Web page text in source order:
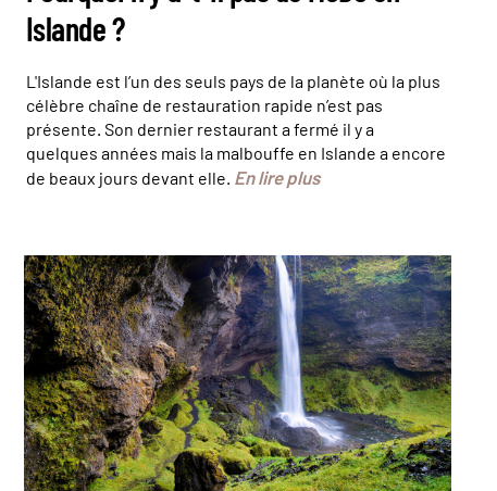
Islande ?
L'Islande est l’un des seuls pays de la planète où la plus
célèbre chaîne de restauration rapide n’est pas
présente. Son dernier restaurant a fermé il y a
quelques années mais la malbouffe en Islande a encore
de beaux jours devant elle. En lire plus
© anderm/stock.adobe